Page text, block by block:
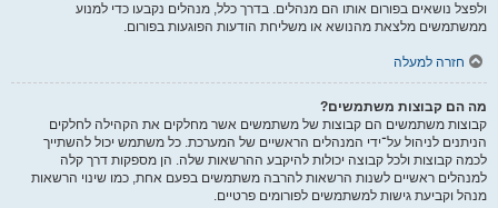
ולפצל נושאים בפורום אותו הם מנהלים. בדרך כלל, מנהלים נקבעו כדי למנוע
ממשתמשים מלצאת מהנושא או משליחת הודעות הפוגעות בפורום.
חזרה למעלה
מה הם קבוצות משתמשים?
קבוצות משתמשים הם קבוצות של משתמשים אשר מחלקים את הקהילה לחלקים
הניתנים לניהול על־ידי המנהלים הראשיים של המערכת. כל משתמש יכול להשתייך
לכמה קבוצות ולכל קבוצה יכולות להיקבע ההרשאות שלה. הן מספקות דרך קלה
למנהלים ראשיים לשנות הרשאות להרבה משתמשים בפעם אחת, כמו שינוי הרשאות
מנהל וקביעת גישות למשתמשים לפורומים פרטיים.